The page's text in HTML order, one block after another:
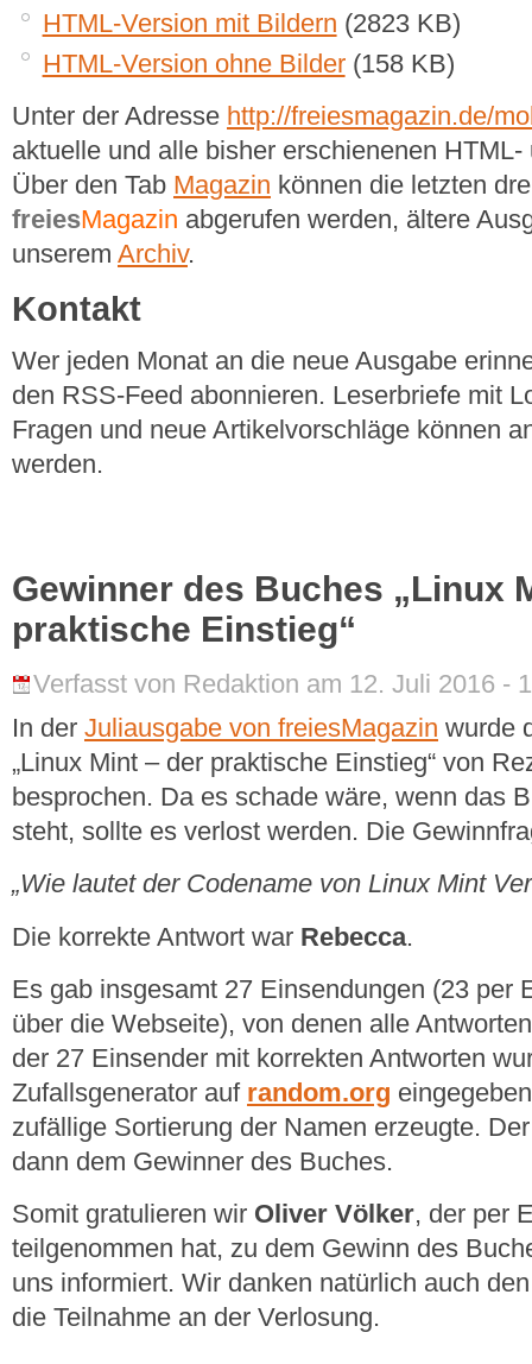
HTML-Version mit Bildern (2823 KB)
HTML-Version ohne Bilder(158 KB)
Unter der Adresse http://freiesmagazin.de/
aktuelle und alle bisher erschienenen
Über den Tab Magazin können die letzten
freiesMagazin abgerufen werden, ältere
unserem Archiv.
Kontakt
Wer jeden Monat an die neue Ausgabe
den RSS-Feed abonnieren. Leserbriefe mit
Fragen und neue Artikelvorschläge können
werden.
Gewinner des Buches „Linux
praktische Einstieg“
Verfasst von Redaktion am 12. Juli 2016 -
In der Juliausgabe von freiesMagazin wurde
„Linux Mint – der praktische Einstieg“ von
besprochen. Da es schade wäre, wenn das
steht, sollte es verlost werden. Die
„Wie lautet der Codename von Linux Mint
Die korrekte Antwort war Rebecca.
Es gab insgesamt 27 Einsendungen (23 per
über die Webseite), von denen alle
der 27 Einsender mit korrekten Antworten
Zufallsgenerator auf random.org
zufällige Sortierung der Namen erzeugte.
dann dem Gewinner des Buches.
Somit gratulieren wir Oliver Völker, der per
teilgenommen hat, zu dem Gewinn des
uns informiert. Wir danken natürlich auch
die Teilnahme an der Verlosung.